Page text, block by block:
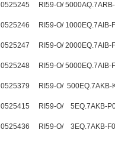
0525245 RI59-O/
0525246 RI59-O/
0525247 RI59-O/
0525248 RI59-O/
0525379 RI59-O/ 500EQ.7AKB-
0525415 RI59-O/ 5EQ.7AKB-
0525436 RI59-O/ 3EQ.7AKB-